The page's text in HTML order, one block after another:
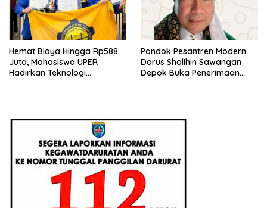
Hemat Biaya Hingga Rp588
Juta, Mahasiswa UPER
Hadirkan Teknologi
Pondok Pesantren Modern
Darus Sholihin Sawangan
Depok Buka Penerimaan